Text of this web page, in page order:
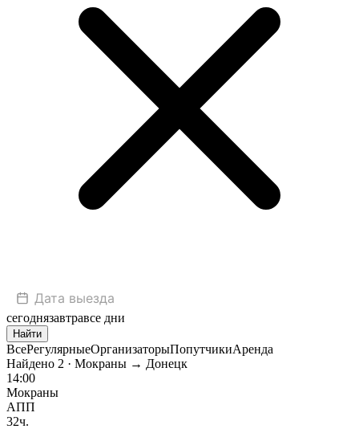
сегоднязавтравсе дни
Найти
ВсеРегулярныеОрганизаторыПопутчикиАренда
Найдено 2 · Мокраны → Донецк
14:00
Мокраны
АПП
32ч.